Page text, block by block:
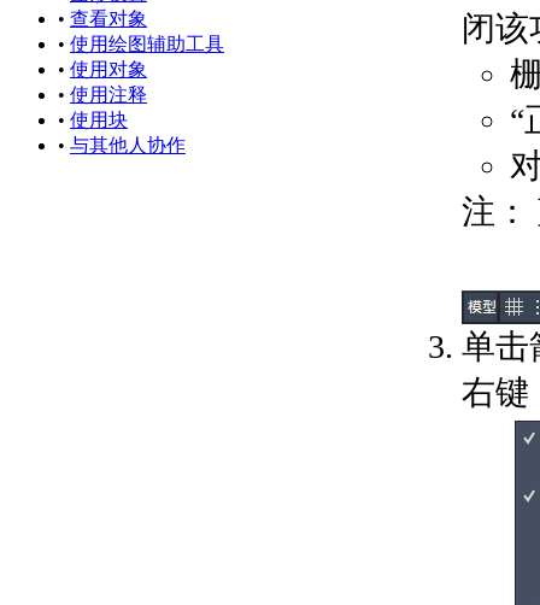
关于设置可固定窗口、
• 查看对象
• 使用绘图辅助工具
• 使用对象
• 使用注释
• 使用块
• 与其他人协作
闭该
“
注：
单击
右键